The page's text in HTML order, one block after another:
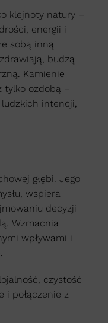
klejnoty natury –
energii i
sobą inną
budzą
Kamienie
tylko ozdobą –
intencji,
głębi. Jego
wspiera
decyzji
Wzmacnia
wpływami i
czystość
i połączenie z